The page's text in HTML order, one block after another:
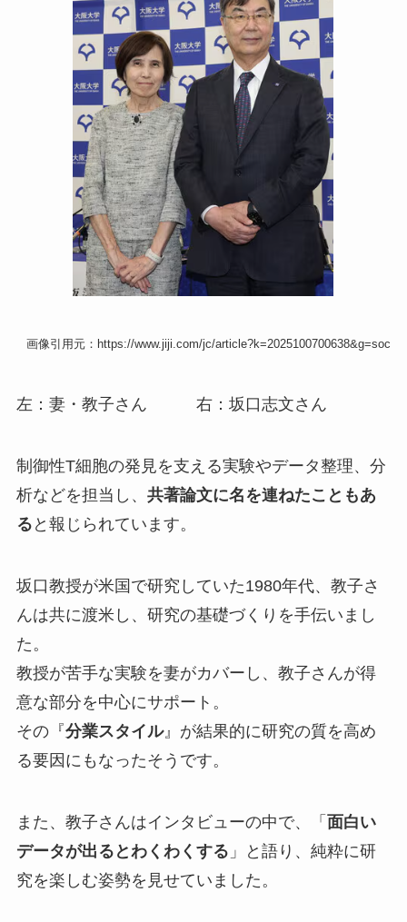
画像引用元：https://www.jiji.com/jc/article?k=2025100700638&g=soc
左：妻・教子さん 右：坂口志文さん
制御性T細胞の発見を支える実験やデータ整理、分
析などを担当し、 共著論文に名を連ねたこともあ
る と報じられています。
坂口教授が米国で研究していた1980年代、教子さ
んは共に渡米し、研究の基礎づくりを手伝いまし
た。
教授が苦手な実験を妻がカバーし、教子さんが得
意な部分を中心にサポート。
その『分業スタイル』が結果的に研究の質を高め
る要因にもなったそうです。
また、教子さんはインタビューの中で、「 面白い
データが出るとわくわくする 」と語り、純粋に研
究を楽しむ姿勢を見せていました。